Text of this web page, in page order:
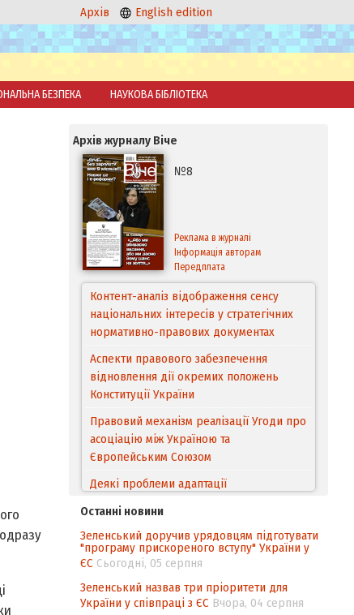
Архів English edition
БЕЗПЕКА НАУКОВА БІБЛІОТЕКА
Архів журналу Віче
№8
Реклама в журналі
Інформація авторам
Передплата
Контент-аналіз відображення сенсу
національних інтересів у стратегічних
нормативно-правових документах
Аспекти правового забезпечення
відновлення дії окремих положень
Конституції України
Правовий механізм реалізації Угоди про
асоціацію між Україною та
Європейським Cоюзом
Деякі проблеми адаптації
походження товарів відповідно до
Угоди про торговельні аспекти прав
інтелектуальної власності (TRIPS) у
контексті євроінтеграції
Аналіз виборчого законодавства щодо
Останні новини
Зеленський доручив урядовцям підготувати
"програму прискореного вступу" України у
ЄС Сьогодні, 05 серпня
Зеленський назвав три пріоритети для
України у співпраці з ЄС Вчора, 04 серпня